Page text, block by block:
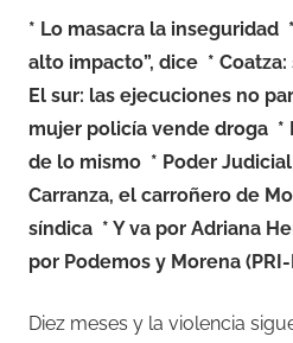
* Lo masacra la inseguridad
alto impacto”, dice *
El sur: las ejecuciones no
mujer policía vende droga *
de lo mismo * Poder
Carranza, el carroñero de
síndica * Y va por Adriana
por Podemos y Morena
Diez meses y la violencia